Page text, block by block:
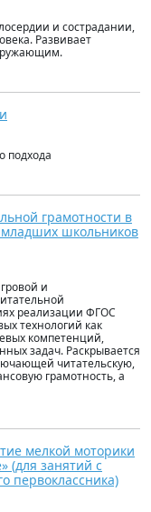
и сострадании,
Развивает
подхода
грамотности в
младших школьников
и
реализации ФГОС
технологий как
компетенций,
задач. Раскрывается
читательскую,
грамотность, а
мелкой моторики
(для занятий с
первоклассника)